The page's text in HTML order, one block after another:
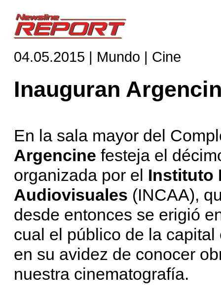
04.05.2015 | Mundo | Cine
Inauguran
En la sala mayor del
Argencine festeja el
organizada por el Instituto
Audiovisuales (INCAA),
desde entonces se erigió
cual el público de la
en su avidez de conocer
nuestra cinematografía.